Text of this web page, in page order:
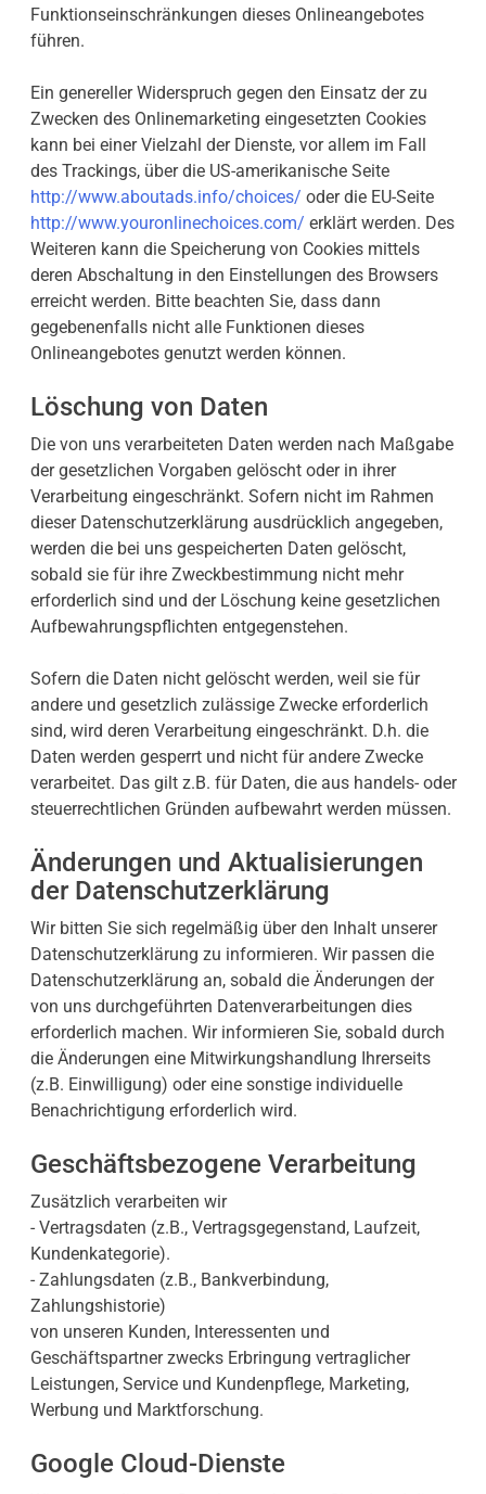
Funktionseinschränkungen dieses Onlineangebotes
führen.
Ein genereller Widerspruch gegen den Einsatz der zu
Zwecken des Onlinemarketing eingesetzten Cookies
kann bei einer Vielzahl der Dienste, vor allem im Fall
des Trackings, über die US-amerikanische Seite
http://www.aboutads.info/choices/ oder die EU-Seite
http://www.youronlinechoices.com/ erklärt werden. Des
Weiteren kann die Speicherung von Cookies mittels
deren Abschaltung in den Einstellungen des Browsers
erreicht werden. Bitte beachten Sie, dass dann
gegebenenfalls nicht alle Funktionen dieses
Onlineangebotes genutzt werden können.
Löschung von Daten
Die von uns verarbeiteten Daten werden nach Maßgabe
der gesetzlichen Vorgaben gelöscht oder in ihrer
Verarbeitung eingeschränkt. Sofern nicht im Rahmen
dieser Datenschutzerklärung ausdrücklich angegeben,
werden die bei uns gespeicherten Daten gelöscht,
sobald sie für ihre Zweckbestimmung nicht mehr
erforderlich sind und der Löschung keine gesetzlichen
Aufbewahrungspflichten entgegenstehen.
Sofern die Daten nicht gelöscht werden, weil sie für
andere und gesetzlich zulässige Zwecke erforderlich
sind, wird deren Verarbeitung eingeschränkt. D.h. die
Daten werden gesperrt und nicht für andere Zwecke
verarbeitet. Das gilt z.B. für Daten, die aus handels- oder
steuerrechtlichen Gründen aufbewahrt werden müssen.
Änderungen und Aktualisierungen
der Datenschutzerklärung
Wir bitten Sie sich regelmäßig über den Inhalt unserer
Datenschutzerklärung zu informieren. Wir passen die
Datenschutzerklärung an, sobald die Änderungen der
von uns durchgeführten Datenverarbeitungen dies
erforderlich machen. Wir informieren Sie, sobald durch
die Änderungen eine Mitwirkungshandlung Ihrerseits
(z.B. Einwilligung) oder eine sonstige individuelle
Benachrichtigung erforderlich wird.
Geschäftsbezogene Verarbeitung
Zusätzlich verarbeiten wir
- Vertragsdaten (z.B., Vertragsgegenstand, Laufzeit,
Kundenkategorie).
- Zahlungsdaten (z.B., Bankverbindung,
Zahlungshistorie)
von unseren Kunden, Interessenten und
Geschäftspartner zwecks Erbringung vertraglicher
Leistungen, Service und Kundenpflege, Marketing,
Werbung und Marktforschung.
Google Cloud-Dienste